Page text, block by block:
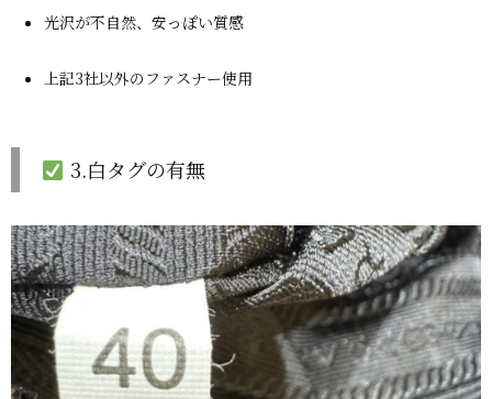
光沢が不自然、安っぽい質感
上記3社以外のファスナー使用
3.白タグの有無